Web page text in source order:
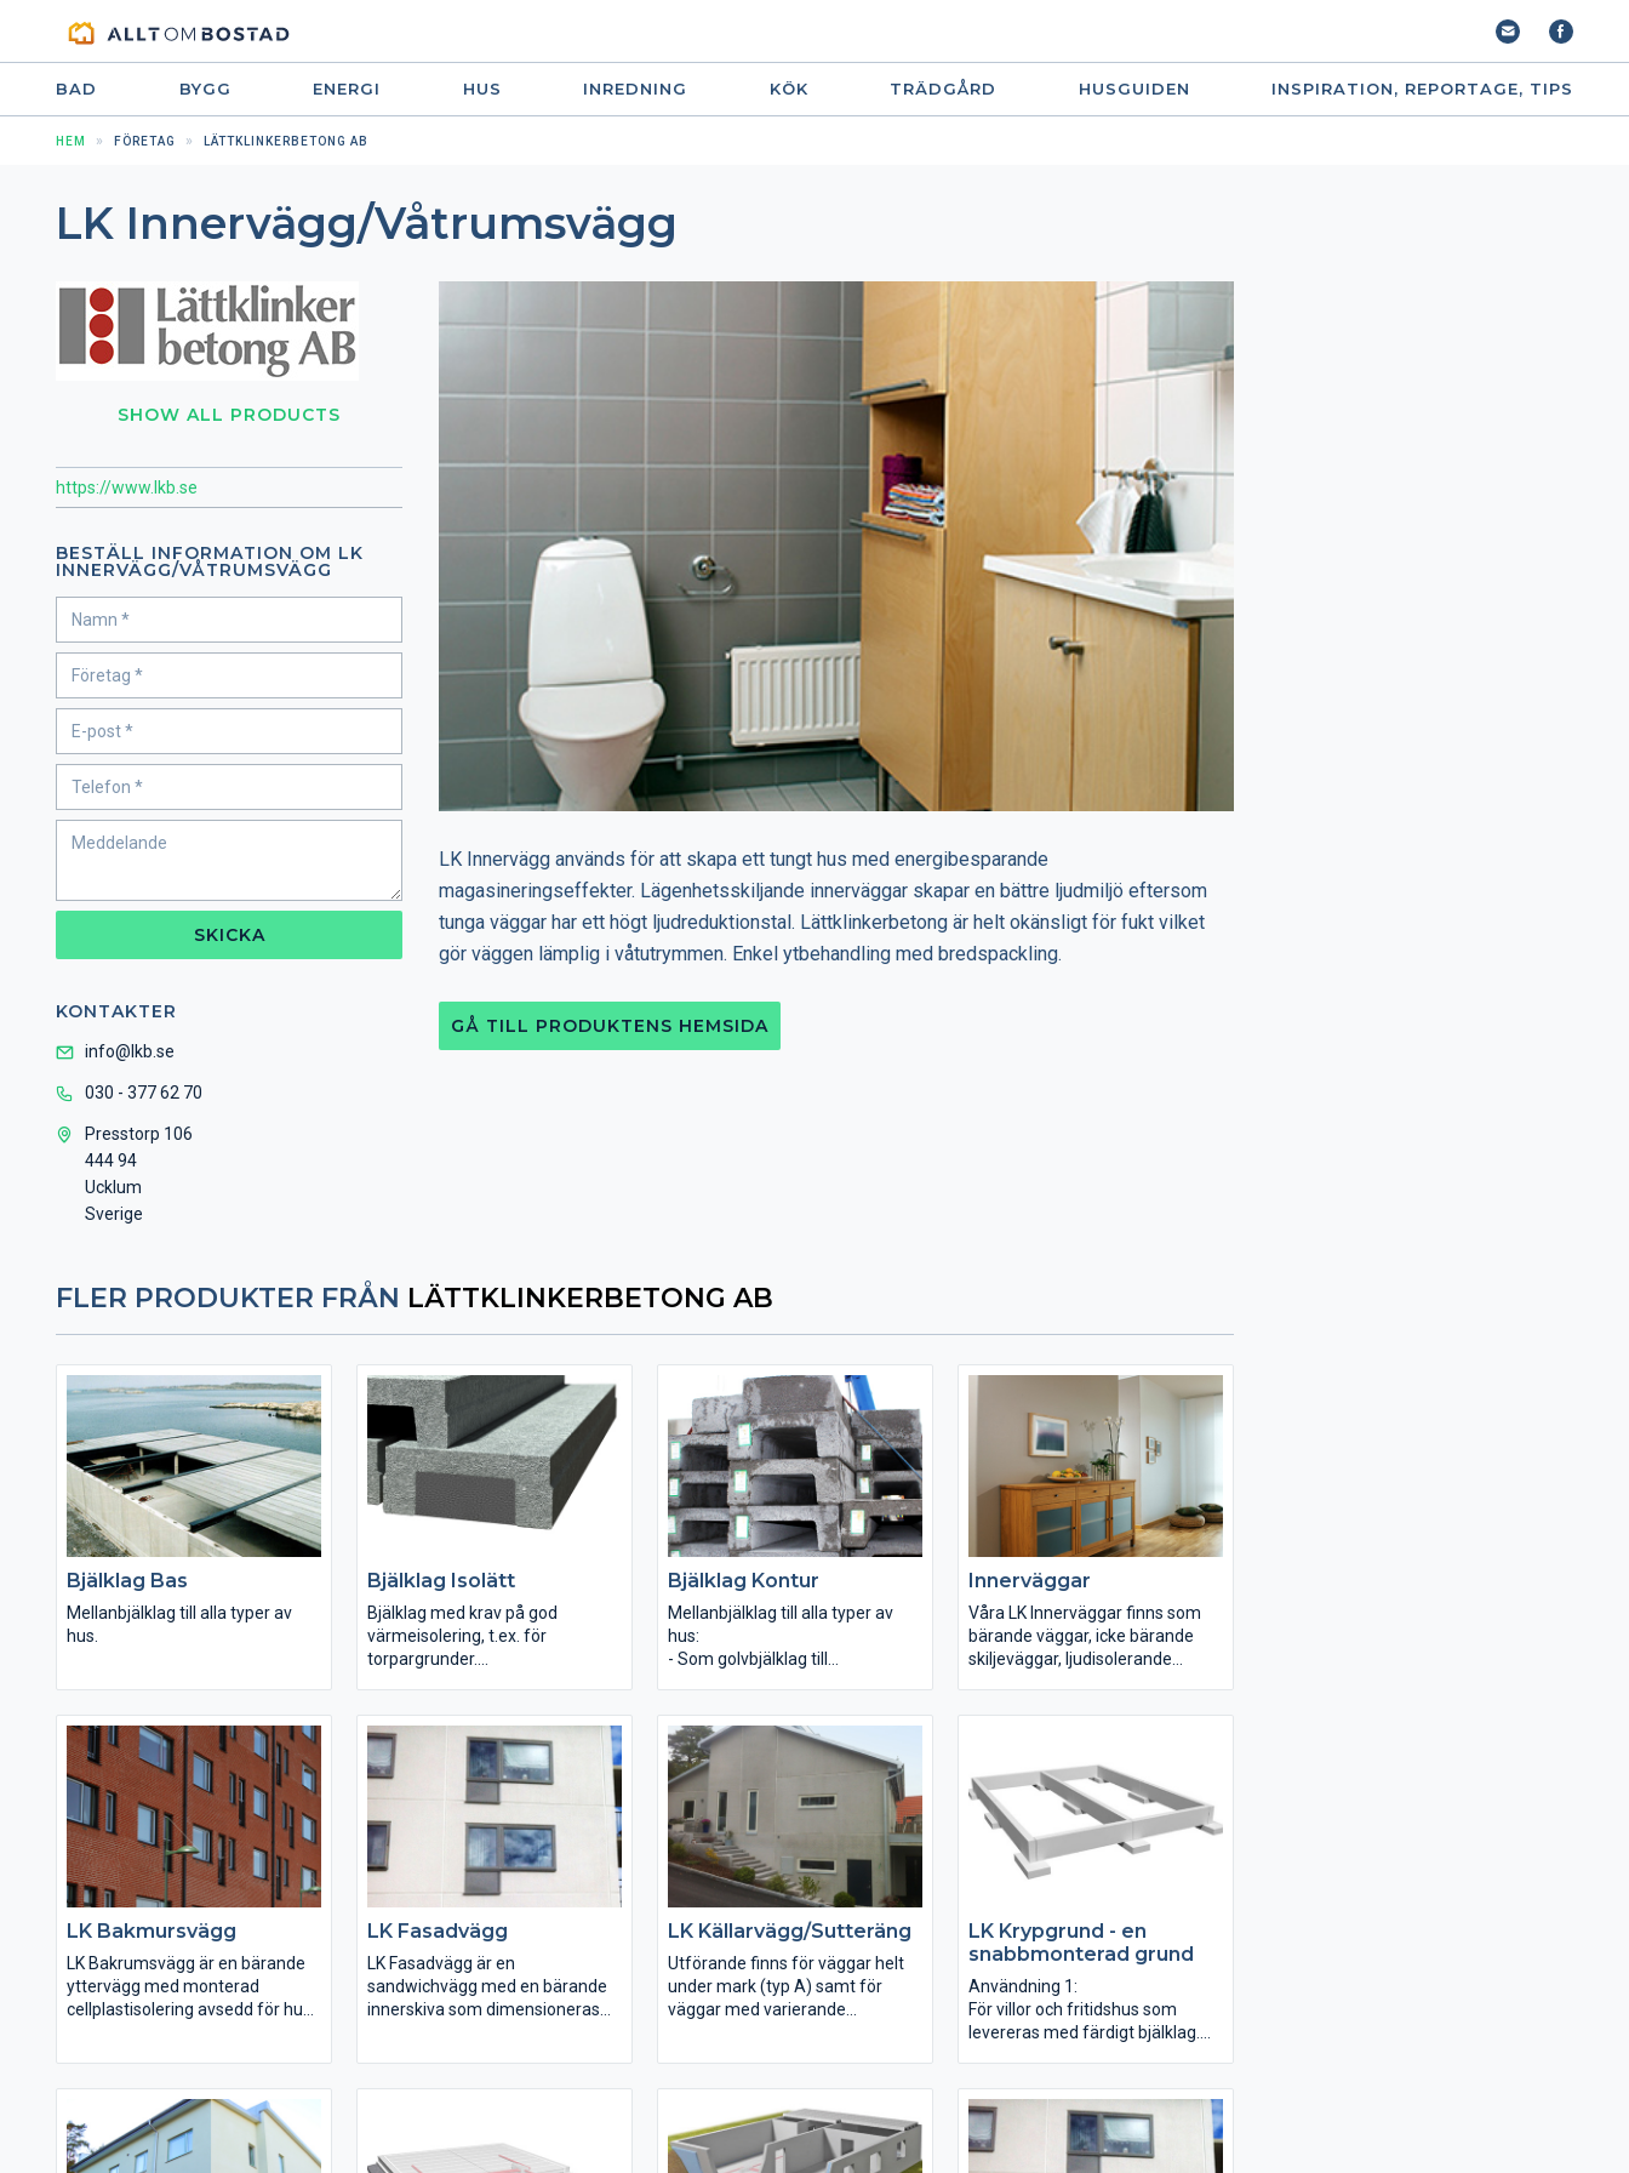
BAD BYGG ENERGI HUS INREDNING KÖK TRÄDGÅRD HUSGUIDEN INSPIRATION, REPORTAGE, TIPS
HEM FÖRETAG LÄTTKLINKERBETONG AB
LK Innervägg/Våtrumsvägg
SHOW ALL PRODUCTS
https://www.lkb.se
BESTÄLL INFORMATION OM LK
INNERVÄGG/VÅTRUMSVÄGG
SKICKA
KONTAKTER
info@lkb.se
030 - 377 62 70
Presstorp 106
444 94
Ucklum
Sverige
LK Innervägg används för att skapa ett tungt hus med energibesparande
magasineringseffekter. Lägenhetsskiljande innerväggar skapar en bättre ljudmiljö eftersom
tunga väggar har ett högt ljudreduktionstal. Lättklinkerbetong är helt okänsligt för fukt vilket
gör väggen lämplig i våtutrymmen. Enkel ytbehandling med bredspackling.
GÅ TILL PRODUKTENS HEMSIDA
FLER PRODUKTER FRÅN LÄTTKLINKERBETONG AB
Bjälklag Bas
Mellanbjälklag till alla typer av
hus.
- Slät undersida med markerade
fogar.
- Över- och undersida är färdiga
för spackling.
Bjälklag Isolätt
Bjälklag med krav på god
värmeisolering, t.ex. för
torpargrunder.
Kan tilläggsisoleras på över- eller
undersidan beroende på
behov/situation
Bjälklag Kontur
Mellanbjälklag till alla typer av
hus:
- Som golvbjälklag till
till industrier.
Innerväggar
Våra LK Innerväggar finns som
bärande väggar, icke bärande
skiljeväggar, ljudisolerande
målningsbehandling.
LK Bakmursvägg
LK Bakrumsvägg är en bärande
yttervägg med monterad
cellplastisolering avsedd för hus
färdig för målningsbehandling.
Omramningar av betong kring
dörr- och fönsterhål kan
LK Fasadvägg
LK Fasadvägg är en
sandwichvägg med en bärande
innerskiva som dimensioneras
elementfogar. Den utvändiga
LK Källarvägg/Sutteräng
Utförande finns för väggar helt
under mark (typ A) samt för
väggar med varierande
LK Krypgrund - en
snabbmonterad grund
Användning 1:
För villor och fritidshus som
levereras med färdigt bjälklag.
För villor och frititdshus som
önskar en värmeisolerande
krypgrund kan man komplettera